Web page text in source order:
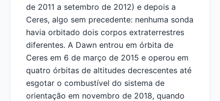
de 2011 a setembro de 2012) e depois a
Ceres, algo sem precedente: nenhuma sonda
havia orbitado dois corpos extraterrestres
diferentes. A Dawn entrou em órbita de
Ceres em 6 de março de 2015 e operou em
quatro órbitas de altitudes decrescentes até
esgotar o combustível do sistema de
orientação em novembro de 2018, quando